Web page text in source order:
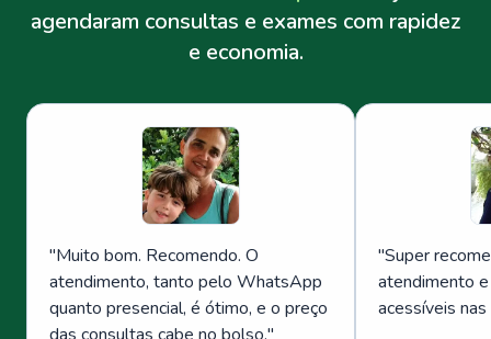
agendaram consultas e exames com rapidez
e economia.
"Muito bom. Recomendo. O
atendimento, tanto pelo WhatsApp
quanto presencial, é ótimo, e o preço
"Super
atendimento
acessíveis